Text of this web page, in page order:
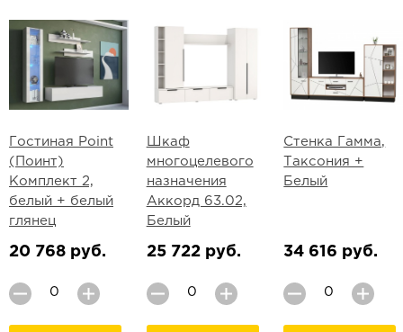
Гостиная Point
(Поинт)
Комплект 2,
белый + белый
глянец
20 768 руб.
Шкаф
многоцелевого
назначения
Аккорд 63.02,
Белый
25 722 руб.
Стенка Гамма,
Таксония +
Белый
34 616 руб.